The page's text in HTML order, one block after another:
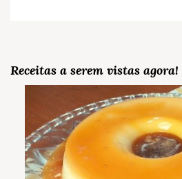
Receitas a serem vistas agora!